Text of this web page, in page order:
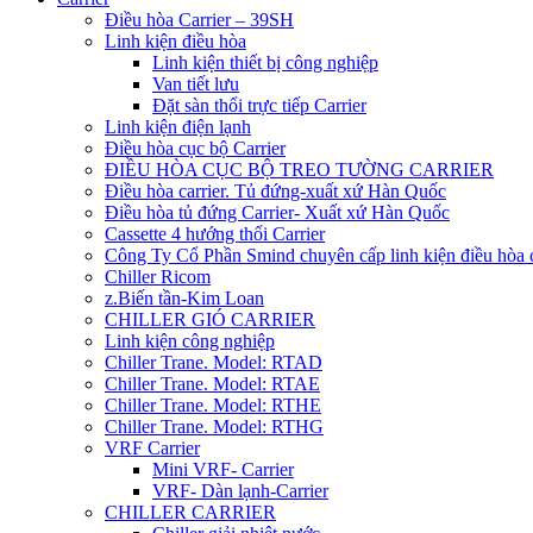
Điều hòa Carrier – 39SH
Linh kiện điều hòa
Linh kiện thiết bị công nghiệp
Van tiết lưu
Đặt sàn thổi trực tiếp Carrier
Linh kiện điện lạnh
Điều hòa cục bộ Carrier
ĐIỀU HÒA CỤC BỘ TREO TƯỜNG CARRIER
Điều hòa carrier. Tủ đứng-xuất xứ Hàn Quốc
Điều hòa tủ đứng Carrier- Xuất xứ Hàn Quốc
Cassette 4 hướng thổi Carrier
Công Ty Cổ Phần Smind chuyên cấp linh kiện điều hòa
Chiller Ricom
z.Biến tần-Kim Loan
CHILLER GIÓ CARRIER
Linh kiện công nghiệp
Chiller Trane. Model: RTAD
Chiller Trane. Model: RTAE
Chiller Trane. Model: RTHE
Chiller Trane. Model: RTHG
VRF Carrier
Mini VRF- Carrier
VRF- Dàn lạnh-Carrier
CHILLER CARRIER